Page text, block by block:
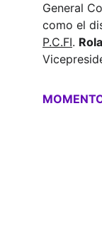
General
como el
P.C.FI.